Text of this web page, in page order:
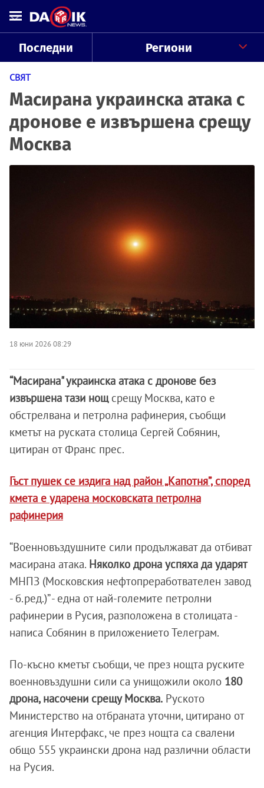
Последни Региони
СВЯТ
Масирана украинска атака с
дронове е извършена срещу
Москва
18 юни 2026 08:29
“Масирана" украинска атака с дронове без
извършена тази нощсрещу Москва, като е
обстрелвана и петролна рафинерия, съобщи
кметът на руската столица Сергей Собянин,
цитиран от Франс прес.
Гъст пушек се издига над район „Капотня”, според
кмета е ударена московската петролна
рафинерия
“Военновъздушните сили продължават да отбиват
масирана атака. Няколко дрона успяха да ударят
МНПЗ (Московския нефтопреработвателен завод
- б.ред.)” - една от най-големите петролни
рафинерии в Русия, разположена в столицата -
написа Собянин в приложението Телеграм.
По-късно кметът съобщи, че през нощта руските
военновъздушни сили са унищожили около 180
дрона, насочени срещу Москва. Руското
Министерство на отбраната уточни, цитирано от
агенция Интерфакс, че през нощта са свалени
общо 555 украински дрона над различни области
на Русия.